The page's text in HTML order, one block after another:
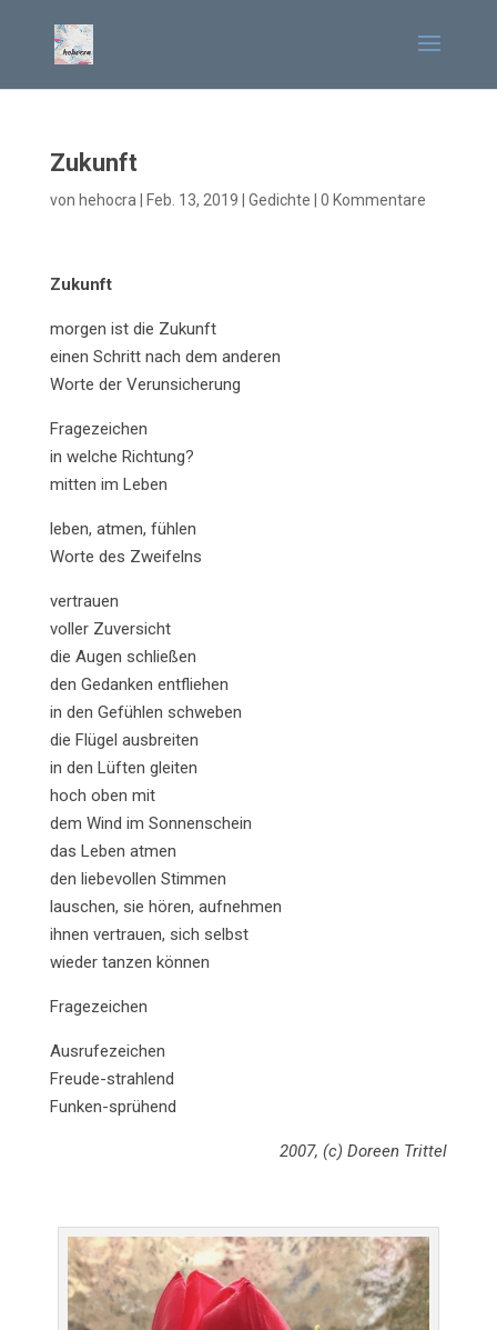
Zukunft
von hehocra Feb. 13, 2019 Gedichte 0 Kommentare
Zukunft
morgen ist die Zukunft
einen Schritt nach dem anderen
Worte der Verunsicherung
Fragezeichen
in welche Richtung?
mitten im Leben
leben, atmen, fühlen
Worte des Zweifelns
vertrauen
voller Zuversicht
die Augen schließen
den Gedanken entfliehen
in den Gefühlen schweben
die Flügel ausbreiten
in den Lüften gleiten
hoch oben mit
dem Wind im Sonnenschein
das Leben atmen
den liebevollen Stimmen
lauschen, sie hören, aufnehmen
ihnen vertrauen, sich selbst
wieder tanzen können
Fragezeichen
Ausrufezeichen
Freude-strahlend
Funken-sprühend
2007, (c) Doreen Trittel